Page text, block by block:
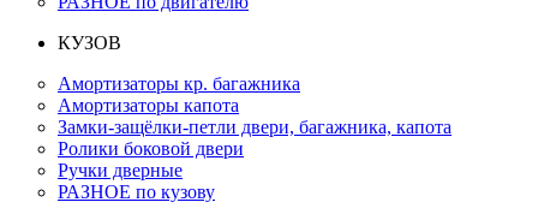
КУЗОВ
Амортизаторы кр. багажника
Амортизаторы капота
Замки-защёлки-петли двери, багажника, капота
Ролики боковой двери
Ручки дверные
РАЗНОЕ по кузову